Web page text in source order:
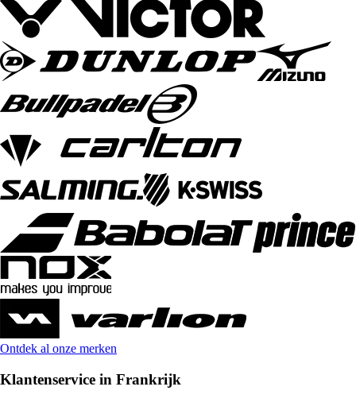
Ontdek al onze merken
Klantenservice in Frankrijk